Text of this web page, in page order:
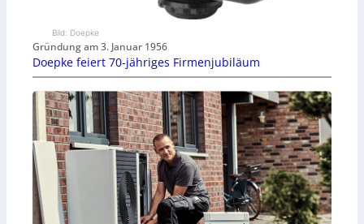
Bild: Doepke
Gründung am 3. Januar 1956
Doepke feiert 70-jähriges Firmenjubiläum